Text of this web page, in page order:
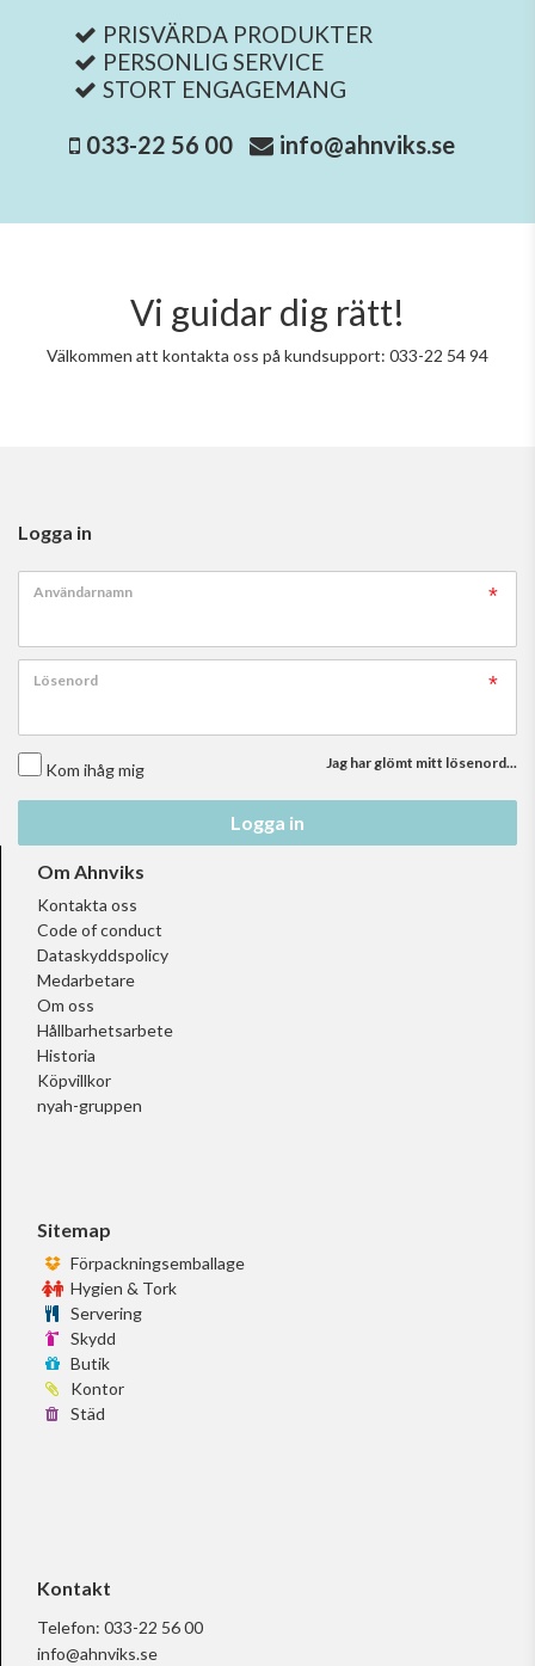
PRISVÄRDA PRODUKTER
PERSONLIG SERVICE
STORT ENGAGEMANG
033-22 56 00 info@ahnviks.se
Vi guidar dig rätt!
Välkommen att kontakta oss på kundsupport: 033-22 54 94
Logga in
Användarnamn
Lösenord
Kom ihåg mig Jag har glömt mitt lösenord...
Logga in
Om Ahnviks
Kontakta oss
Code of conduct
Dataskyddspolicy
Medarbetare
Om oss
Hållbarhetsarbete
Historia
Köpvillkor
nyah-gruppen
Sitemap
Förpackningsemballage
Hygien & Tork
Servering
Skydd
Butik
Kontor
Städ
Kontakt
Telefon: 033-22 56 00
info@ahnviks.se